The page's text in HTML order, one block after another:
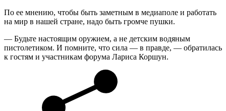
По ее мнению, чтобы быть заметным в медиаполе и работать
на мир в нашей стране, надо быть громче пушки.
— Будьте настоящим оружием, а не детским водяным
пистолетиком. И помните, что сила — в правде, — обратилась
к гостям и участникам форума Лариса Коршун.